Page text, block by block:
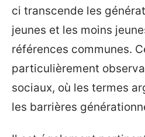
ci transcende les
jeunes et les moins
références communes.
particulièrement
sociaux, où les termes
les barrières